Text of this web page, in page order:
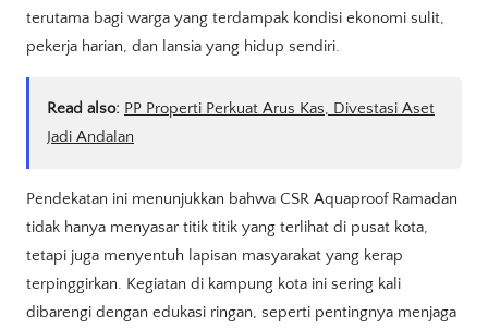
terutama bagi warga yang terdampak kondisi ekonomi sulit,
pekerja harian, dan lansia yang hidup sendiri.
Read also: PP Properti Perkuat Arus Kas, Divestasi Aset
Jadi Andalan
Pendekatan ini menunjukkan bahwa CSR Aquaproof Ramadan
tidak hanya menyasar titik titik yang terlihat di pusat kota,
tetapi juga menyentuh lapisan masyarakat yang kerap
terpinggirkan. Kegiatan di kampung kota ini sering kali
dibarengi dengan edukasi ringan, seperti pentingnya menjaga